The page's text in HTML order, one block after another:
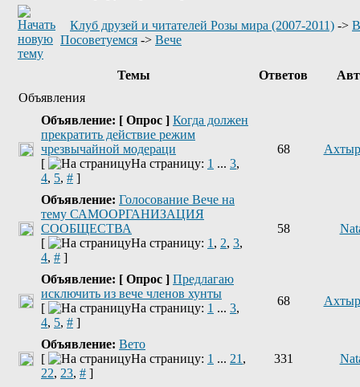
Клуб друзей и читателей Розы мира (2007-2011) ->
Посоветуемся -> Вече
Темы Ответов
Объявления
Объявление: [ Опрос ] Когда должен
прекратить действие режим
чрезвычайной модераци
[
На страницу: 1 ... 3,
4, 5, # ]
68
Объявление: Голосование Вече на
тему САМООРГАНИЗАЦИЯ
СООБЩЕСТВА
[
На страницу: 1 , 2, 3,
4, # ]
58
Объявление: [ Опрос ] Предлагаю
исключить из вече членов хунты
[
На страницу: 1 ... 3,
4, 5, # ]
68
Объявление: Вето
[
На страницу: 1 ... 21 ,
22, 23, # ]
331